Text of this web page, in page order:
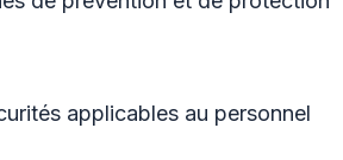
applicables au personnel